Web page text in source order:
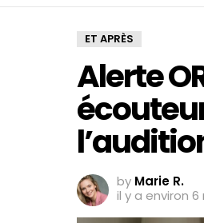
ET APRÈS
Alerte
by Marie R.
il y a environ 6